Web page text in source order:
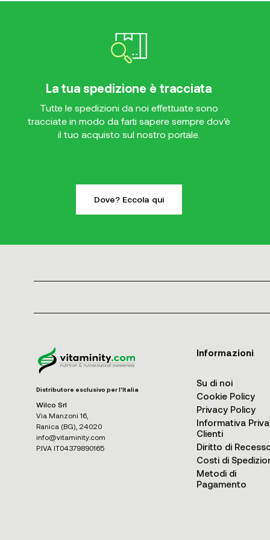
La tua spedizione è tracciata
Tutte le spedizioni da noi effettuate sono
tracciate in modo da farti sapere sempre dov'è
il tuo acquisto sul nostro portale.
Dove? Eccola qui
Distributore esclusivo per l'Italia
Wilco Srl
Via Manzoni 16,
Ranica (BG), 24020
info@vitaminity.com
P.IVA IT04379890165
Informazioni
Su di noi
Cookie Policy
Privacy Policy
Informativa
Clienti
Diritto di
Costi di
Metodi di
Pagamento